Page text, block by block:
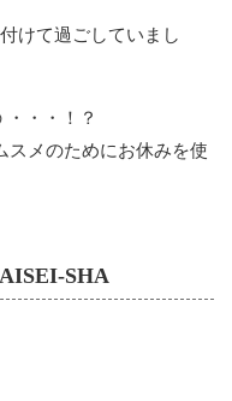
けて過ごしていまし
・・！？
スメのためにお休みを使
SHA